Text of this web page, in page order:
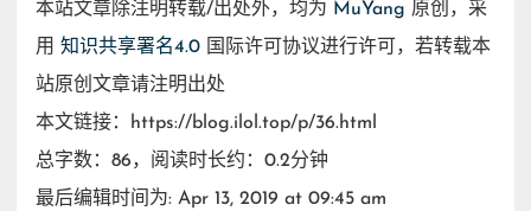
本站文章除注明转载/出处外，均为 MuYang 原创，采
用 知识共享署名4.0 国际许可协议进行许可，若转载本
站原创文章请注明出处
本文链接：https://blog.ilol.top/p/36.html
总字数：86，阅读时长约：0.2分钟
最后编辑时间为: Apr 13, 2019 at 09:45 am